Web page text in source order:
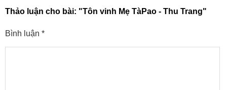
Thảo luận cho bài: "Tôn vinh Mẹ TàPao - Thu Trang"
Bình luận *